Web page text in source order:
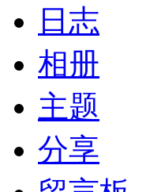
日志
相册
主题
分享